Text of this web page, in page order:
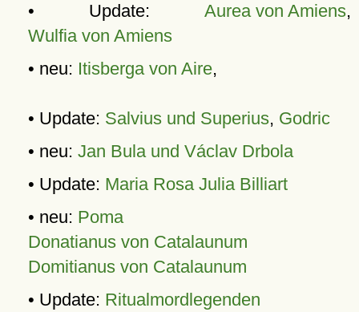
• Update: Aurea von Amiens,
Wulfia von Amiens
• neu: Itisberga von Aire,
• Update: Salvius und Superius, Godric
• neu: Jan Bula und Václav Drbola
• Update: Maria Rosa Julia Billiart
• neu: Poma
Donatianus von Catalaunum
Domitianus von Catalaunum
• Update: Ritualmordlegenden